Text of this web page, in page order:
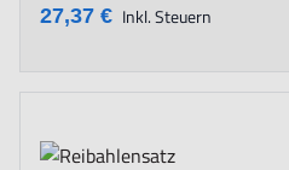
27,37 € Inkl. Steuern